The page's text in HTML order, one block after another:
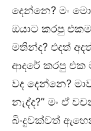
දෙන්නෙ? මං
ඔයාට කරපු
මතින්ද? එදත්
ආදරේ කරපු එක
වද දෙන්නෙ?
නැද්ද?” මං ඒ
බිංදුවක්වත්